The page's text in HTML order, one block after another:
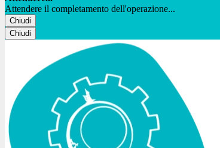
Attendere il completamento dell'operazione...
Chiudi
Chiudi